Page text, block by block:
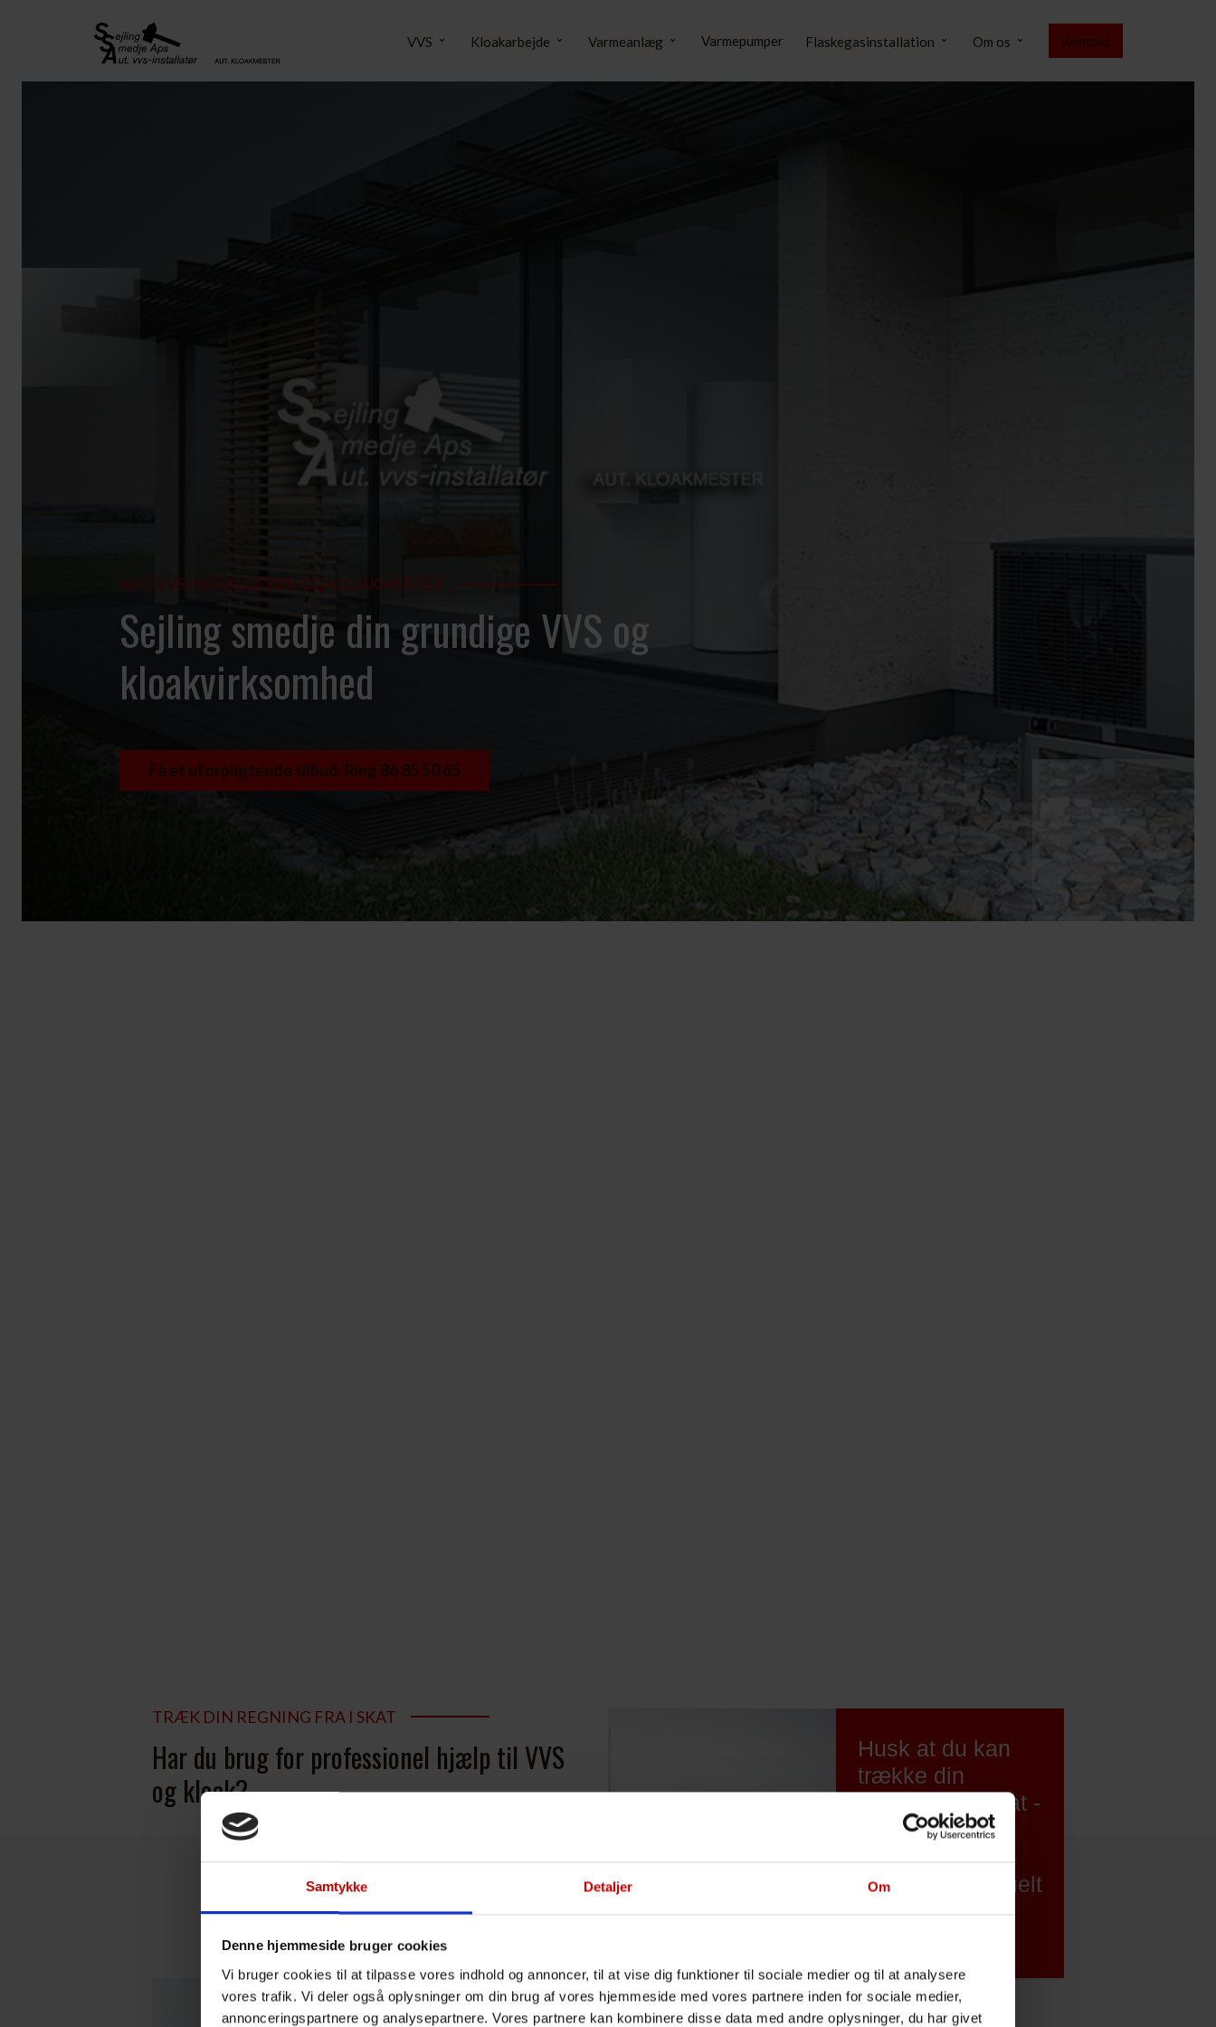
Samtykke Detaljer Om
Denne hjemmeside bruger cookies
Vi bruger cookies til at tilpasse vores indhold og annoncer, til at vise dig funktioner til sociale medier og til at analysere
vores trafik. Vi deler også oplysninger om din brug af vores hjemmeside med vores partnere inden for sociale medier,
annonceringspartnere og analysepartnere. Vores partnere kan kombinere disse data med andre oplysninger, du har givet
VVS Kloakarbejde Varmeanlæg Varmepumper Flaskegasinstallation Om os Kontakt
AUT. VVS INSTALLATØR OG KLOAKMESTER
Sejling smedje ‎din grundige VVS og
kloakvirksomhed
Få et uforpligtende tilbud. Ring 86 85 50 65
TRÆK DIN REGNING FRA I SKAT
Har du brug for professionel hjælp til VVS
og kloak?
Husk at du kan
trække din
regning fra i skat -
også med
tilbagevirkende
kraft. Se eventuelt
mere i linket